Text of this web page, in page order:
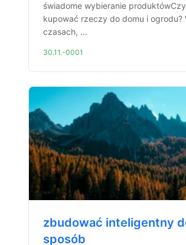
świadome wybieranie
kupować rzeczy do domu i ogrodu?
czasach, ...
30.11.-0001
zbudować inteligentny
sposób